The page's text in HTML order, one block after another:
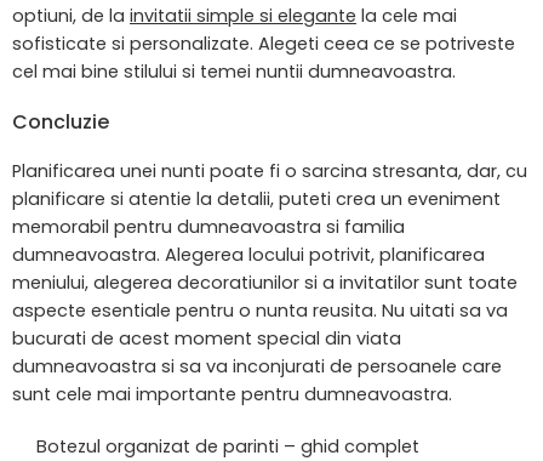
optiuni, de la invitatii simple si elegante la cele mai
sofisticate si personalizate. Alegeti ceea ce se potriveste
cel mai bine stilului si temei nuntii dumneavoastra.
Concluzie
Planificarea unei nunti poate fi o sarcina stresanta, dar, cu
planificare si atentie la detalii, puteti crea un eveniment
memorabil pentru dumneavoastra si familia
dumneavoastra. Alegerea locului potrivit, planificarea
meniului, alegerea decoratiunilor si a invitatilor sunt toate
aspecte esentiale pentru o nunta reusita. Nu uitati sa va
bucurati de acest moment special din viata
dumneavoastra si sa va inconjurati de persoanele care
sunt cele mai importante pentru dumneavoastra.
Botezul organizat de parinti – ghid complet